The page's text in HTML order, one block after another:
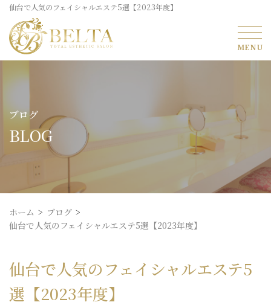
仙台で人気のフェイシャルエステ5選【2023年度】
ブログ
BLOG
ホーム
ブログ
仙台で人気のフェイシャルエステ5選【2023年度】
仙台で人気のフェイシャルエステ5
選【2023年度】